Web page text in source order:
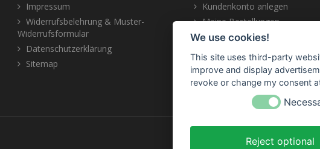
Impressum
Widerrufsbelehrung & Muster-
Widerrufsformular
Datenschutzerklärung
Sitemap
Kundenkonto anlegen
Meine Bestellungen
Meine Nachrichten (Tickets)
Mein Wunschzettel
We use cookies!
This site uses third-party
improve and display
revoke or change my consent
Reject optional